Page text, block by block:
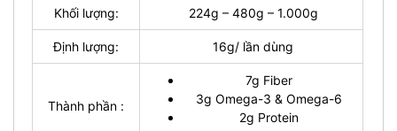
Khối lượng: 224g – 480g – 1.000g
Định lượng: 16g/ lần dùng
Thành phần :
7g Fiber
3g Omega-3 & Omega-6
2g Protein